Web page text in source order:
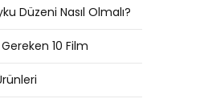
Düzeni Nasıl Olmalı?
10 Film